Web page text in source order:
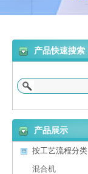
产品快速搜索
产品展示
按工艺流程分类
混合机